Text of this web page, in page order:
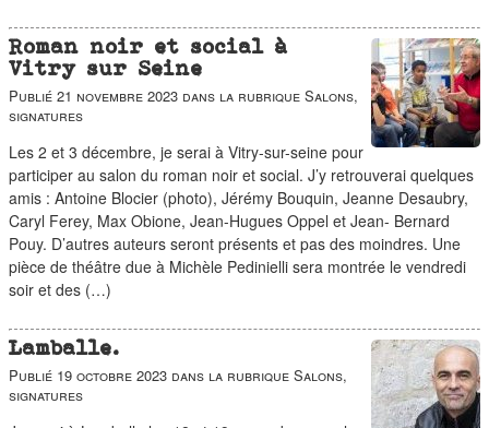
Roman noir et social à
Vitry sur Seine
Publié 21 novembre 2023 dans la rubrique Salons,
signatures
Les 2 et 3 décembre, je serai à Vitry-sur-seine pour
participer au salon du roman noir et social. J’y retrouverai quelques
amis : Antoine Blocier (photo), Jérémy Bouquin, Jeanne Desaubry,
Caryl Ferey, Max Obione, Jean-Hugues Oppel et Jean- Bernard
Pouy. D’autres auteurs seront présents et pas des moindres. Une
pièce de théâtre due à Michèle Pedinielli sera montrée le vendredi
soir et des (…)
Lamballe.
Publié 19 octobre 2023 dans la rubrique Salons,
signatures